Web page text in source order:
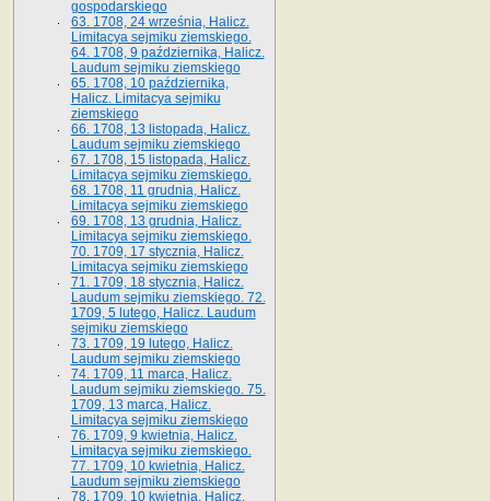
gospodarskiego
63. 1708, 24 września, Halicz.
Limitacya sejmiku ziemskiego.
64. 1708, 9 października, Halicz.
Laudum sejmiku ziemskiego
65­. 1708, 10 października,
Halicz. Limitacya sejmiku
ziemskiego
66. 1708, 13 listopada, Halicz.
Laudum sejmiku ziemskiego
67. 1708, 15 listopada, Halicz.
Limitacya sejmiku ziemskiego.
68. 1708, 11 grudnia, Halicz.
Limitacya sejmiku ziemskiego
69. 1708, 13 grudnia, Halicz.
Limitacya sejmiku ziemskiego.
70. 1709, 17 stycznia, Halicz.
Limitacya sejmiku ziemskiego
71. 1709, 18 stycznia, Halicz.
Laudum sejmiku ziemskiego. 72.
1709, 5 lutego, Halicz. Laudum
sejmiku ziemskiego
73. 1709, 19 lutego, Halicz.
Laudum sejmiku ziemskiego
74. 1709, 11 marca, Halicz.
Laudum sejmiku ziemskiego. 75.
1709, 13 marca, Halicz.
Limitacya sejmiku ziemskiego
76. 1709, 9 kwietnia, Halicz.
Limitacya sejmiku ziemskiego.
77. 1709, 10 kwietnia, Halicz.
Laudum sejmiku ziemskiego
78. 1709, 10 kwietnia, Halicz.